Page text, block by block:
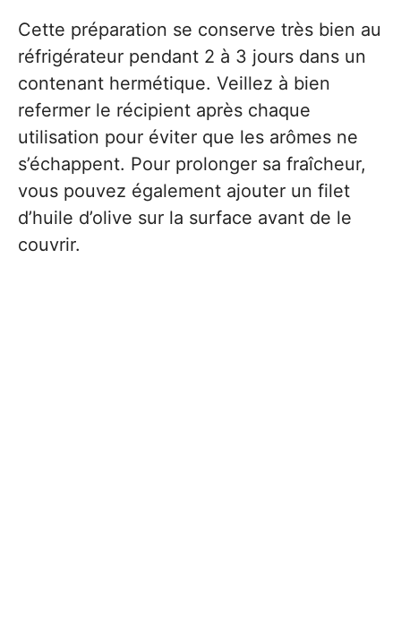
Cette préparation se conserve très bien au
réfrigérateur pendant 2 à 3 jours dans un
contenant hermétique. Veillez à bien
refermer le récipient après chaque
utilisation pour éviter que les arômes ne
s’échappent. Pour prolonger sa fraîcheur,
vous pouvez également ajouter un filet
d’huile d’olive sur la surface avant de le
couvrir.